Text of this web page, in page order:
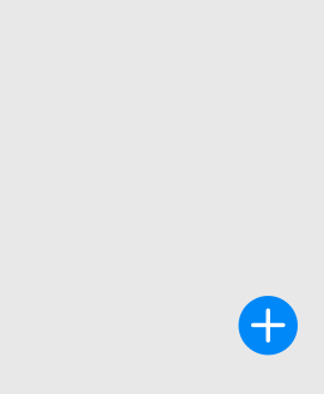
Max 的新默认模型，并成为